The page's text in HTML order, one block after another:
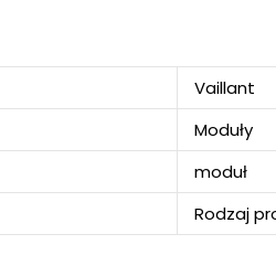
Vaillant
Moduły
moduł
Rodzaj